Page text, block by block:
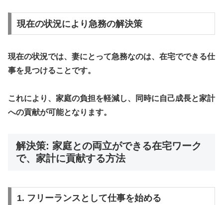
現在の状況により急務の解決策
現在の状況では、妻にとって急務なのは、 在宅でできる仕
事を見つけることです。
これにより、家庭の負担を軽減し、同時に自己成長と家計
への貢献が可能となります。
解決策: 家庭との両立ができる在宅ワーク
で、家計に貢献する方法
1. フリーランスとして仕事を始める